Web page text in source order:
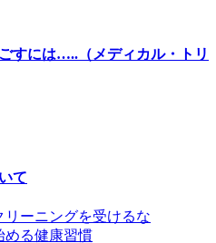
すには…..（メディカル・トリ
て